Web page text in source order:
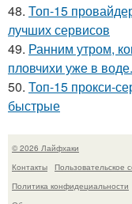
48. Топ-15
лучших сервисов
49. Ранним утром,
пловчихи уже в воде.
50. Топ-15 прокси-
быстрые
© 2026 Лайфхаки
Контакты
Пользовательское
Политика конфидециальности